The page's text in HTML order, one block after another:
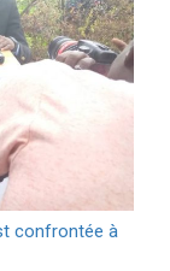
confrontée à